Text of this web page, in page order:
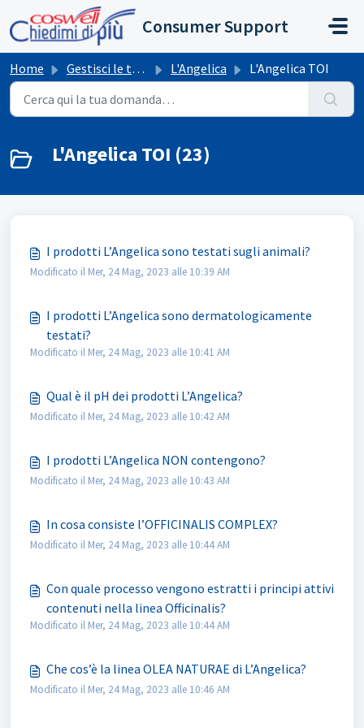
Salta al contenuto principale
Consumer Support
Home Gestisci le tue richieste L'Angelica L'Angelica TOI
L'Angelica TOI (23)
I prodotti L’Angelica sono testati sugli animali?
Modificato il Mer, 24 Mag, 2023 alle 10:39 AM
I prodotti L’Angelica sono dermatologicamente
testati?
Modificato il Mer, 24 Mag, 2023 alle 10:41 AM
Qual è il pH dei prodotti L’Angelica?
Modificato il Mer, 24 Mag, 2023 alle 10:42 AM
I prodotti L’Angelica NON contengono?
Modificato il Mer, 24 Mag, 2023 alle 10:43 AM
In cosa consiste l’OFFICINALIS COMPLEX?
Modificato il Mer, 24 Mag, 2023 alle 10:44 AM
Con quale processo vengono estratti i principi attivi
contenuti nella linea Officinalis?
Modificato il Mer, 24 Mag, 2023 alle 10:44 AM
Che cos’è la linea OLEA NATURAE di L’Angelica?
Modificato il Mer, 24 Mag, 2023 alle 10:46 AM